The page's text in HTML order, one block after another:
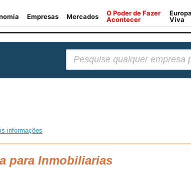
informações
para Inmobiliarias